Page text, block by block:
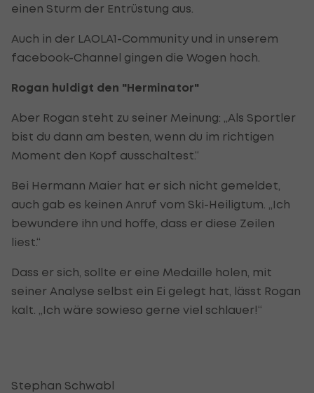
einen Sturm der Entrüstung aus.
Auch in der LAOLA1-Community und in unserem
facebook-Channel gingen die Wogen hoch.
Rogan huldigt den "Herminator"
Aber Rogan steht zu seiner Meinung: „Als Sportler
bist du dann am besten, wenn du im richtigen
Moment den Kopf ausschaltest.“
Bei Hermann Maier hat er sich nicht gemeldet,
auch gab es keinen Anruf vom Ski-Heiligtum. „Ich
bewundere ihn und hoffe, dass er diese Zeilen
liest.“
Dass er sich, sollte er eine Medaille holen, mit
seiner Analyse selbst ein Ei gelegt hat, lässt Rogan
kalt. „Ich wäre sowieso gerne viel schlauer!“
Stephan Schwabl